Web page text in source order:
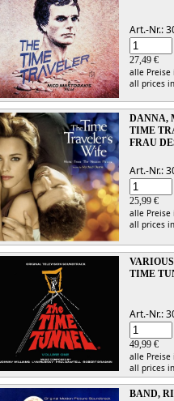
Art.-Nr.:
27,49 €
alle
all prices
DANNA,
TIME
FRAU
Art.-Nr.:
25,99 €
alle
all prices
TIME
Art.-Nr.:
49,99 €
alle
all prices
BAND,